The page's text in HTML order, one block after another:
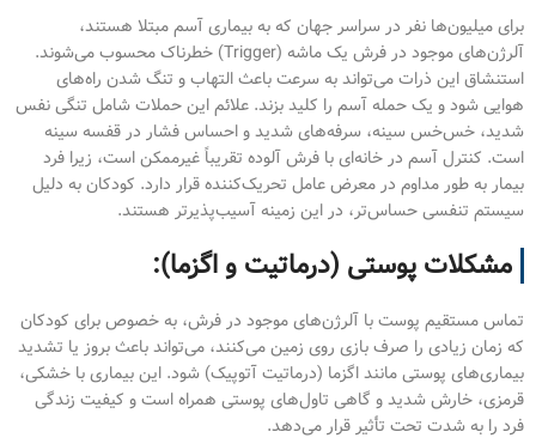
برای میلیون‌ها نفر در سراسر جهان که به بیماری آسم مبتلا هستند،
آلرژن‌های موجود در فرش یک ماشه (Trigger) خطرناک محسوب می‌شوند.
استنشاق این ذرات می‌تواند به سرعت باعث التهاب و تنگ شدن راه‌های
هوایی شود و یک حمله آسم را کلید بزند. علائم این حملات شامل تنگی نفس
شدید، خس‌خس سینه، سرفه‌های شدید و احساس فشار در قفسه سینه
است. کنترل آسم در خانه‌ای با فرش آلوده تقریباً غیرممکن است، زیرا فرد
بیمار به طور مداوم در معرض عامل تحریک‌کننده قرار دارد. کودکان به دلیل
سیستم تنفسی حساس‌تر، در این زمینه آسیب‌پذیرتر هستند.
مشکلات پوستی (درماتیت و اگزما):
تماس مستقیم پوست با آلرژن‌های موجود در فرش، به خصوص برای کودکان
که زمان زیادی را صرف بازی روی زمین می‌کنند، می‌تواند باعث بروز یا تشدید
بیماری‌های پوستی مانند اگزما (درماتیت آتوپیک) شود. این بیماری با خشکی،
قرمزی، خارش شدید و گاهی تاول‌های پوستی همراه است و کیفیت زندگی
فرد را به شدت تحت تأثیر قرار می‌دهد.